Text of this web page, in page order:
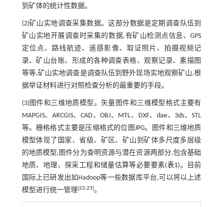
到矿体的统计性数据。
(2)矿山实地调查采集数据。这部分数据是定期调查队伍到
矿山实地开展调查时采集的数据,有矿山检测点信息、GPS
定位点、路线航迹、遥感影像、取证照片、拍摄视频记
录、矿山台账、形成的各种调查表格、观察记录、素描图
等等,矿山实地调查是调查队伍到野外现场实地观察矿山,根
据举证材料进行对照检查分析的最重要的手段。
(3)图件和三维地质模型。矢量图件和三维模型格式主要有
MAPGIS、ARCGIS、CAD、OBJ、MTL、DXF、dae、3ds、STL
等。栅格格式主要是压缩格式的位图JPG。图件和三维地质
模型体现了国家、省级、矿区、矿山到矿体多尺度多层级
的地质模型,图件分为查明资源与潜在资源两部分,包含基础
地质、地理、探采工程和储量估算等必要要素(表1)。目前
国际上已研发出如Hadoop等一些数据库平台,可以将以上述
模型进行统一管理[22-23]。